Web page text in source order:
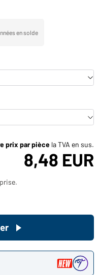
en solde
prix par pièce la TVA en sus.
8,48 EUR